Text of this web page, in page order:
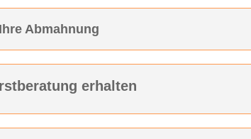
Abmahnung
erhalten